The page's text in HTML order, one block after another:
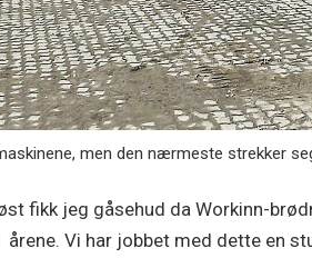
men den nærmeste strekker
fikk jeg gåsehud da Workinn-
Vi har jobbet med dette en